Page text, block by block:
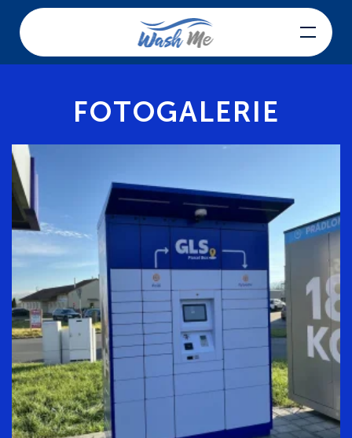
Skip to main content
FOTOGALERIE